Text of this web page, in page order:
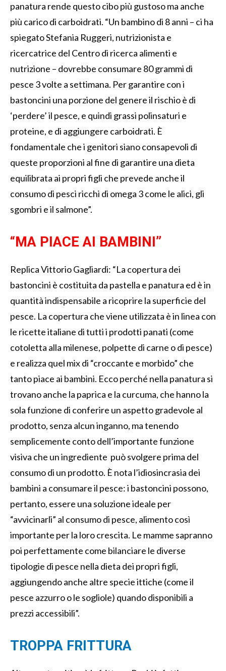
panatura rende questo cibo più gustoso ma anche
più carico di carboidrati. “Un bambino di 8 anni – ci ha
spiegato Stefania Ruggeri, nutrizionista e
ricercatrice del Centro di ricerca alimenti e
nutrizione – dovrebbe consumare 80 grammi di
pesce 3 volte a settimana. Per garantire con i
bastoncini una porzione del genere il rischio è di
‘perdere’ il pesce, e quindi grassi polinsaturi e
proteine, e di aggiungere carboidrati. È
fondamentale che i genitori siano consapevoli di
queste proporzioni al fine di garantire una dieta
equilibrata ai propri figli che prevede anche il
consumo di pesci ricchi di omega 3 come le alici, gli
sgombri e il salmone”.
“MA PIACE AI BAMBINI”
Replica Vittorio Gagliardi: “La copertura dei
bastoncini è costituita da pastella e panatura ed è in
quantità indispensabile a ricoprire la superficie del
pesce. La copertura che viene utilizzata è in linea con
le ricette italiane di tutti i prodotti panati (come
cotoletta alla milenese, polpette di carne o di pesce)
e realizza quel mix di “croccante e morbido” che
tanto piace ai bambini. Ecco perché nella panatura si
trovano anche la paprica e la curcuma, che hanno la
sola funzione di conferire un aspetto gradevole al
prodotto, senza alcun inganno, ma tenendo
semplicemente conto dell’importante funzione
visiva che un ingrediente può svolgere prima del
consumo di un prodotto. È nota l’idiosincrasia dei
bambini a consumare il pesce: i bastoncini possono,
pertanto, essere una soluzione ideale per
“avvicinarli” al consumo di pesce, alimento così
importante per la loro crescita. Le mamme sapranno
poi perfettamente come bilanciare le diverse
tipologie di pesce nella dieta dei propri figli,
aggiungendo anche altre specie ittiche (come il
pesce azzurro o le sogliole) quando disponibili a
prezzi accessibili”.
TROPPA FRITTURA